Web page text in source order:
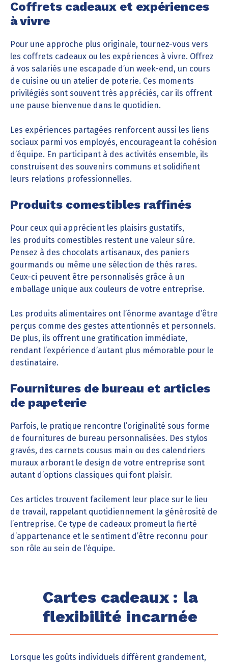
Coffrets cadeaux et expériences
à vivre
Pour une approche plus originale, tournez-vous vers
les coffrets cadeaux ou les expériences à vivre. Offrez
à vos salariés une escapade d’un week-end, un cours
de cuisine ou un atelier de poterie. Ces moments
privilégiés sont souvent très appréciés, car ils offrent
une pause bienvenue dans le quotidien.
Les expériences partagées renforcent aussi les liens
sociaux parmi vos employés, encourageant la cohésion
d’équipe. En participant à des activités ensemble, ils
construisent des souvenirs communs et solidifient
leurs relations professionnelles.
Produits comestibles raffinés
Pour ceux qui apprécient les plaisirs gustatifs,
les produits comestibles restent une valeur sûre.
Pensez à des chocolats artisanaux, des paniers
gourmands ou même une sélection de thés rares.
Ceux-ci peuvent être personnalisés grâce à un
emballage unique aux couleurs de votre entreprise.
Les produits alimentaires ont l’énorme avantage d’être
perçus comme des gestes attentionnés et personnels.
De plus, ils offrent une gratification immédiate,
rendant l’expérience d’autant plus mémorable pour le
destinataire.
Fournitures de bureau et articles
de papeterie
Parfois, le pratique rencontre l’originalité sous forme
de fournitures de bureau personnalisées. Des stylos
gravés, des carnets cousus main ou des calendriers
muraux arborant le design de votre entreprise sont
autant d’options classiques qui font plaisir.
Ces articles trouvent facilement leur place sur le lieu
de travail, rappelant quotidiennement la générosité de
l’entreprise. Ce type de cadeaux promeut la fierté
d’appartenance et le sentiment d’être reconnu pour
son rôle au sein de l’équipe.
Cartes cadeaux : la
flexibilité incarnée
Lorsque les goûts individuels diffèrent grandement,